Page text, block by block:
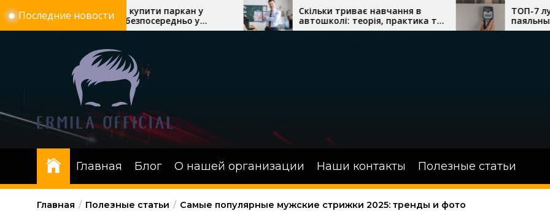
Перейти
к
Последние новости
купити паркан у
безпосередньо у
«Евроворота»
Скільки триває навчання в
автошколі: теорія, практика та
онлайн-уроки водіння
ТОП-7 лучших
паяльных станций с феном
сложного монтажа
Главная Блог О нашей организации Наши контакты Полезные статьи
Главная Полезные статьи Самые популярные мужские стрижки 2025: тренды и фото